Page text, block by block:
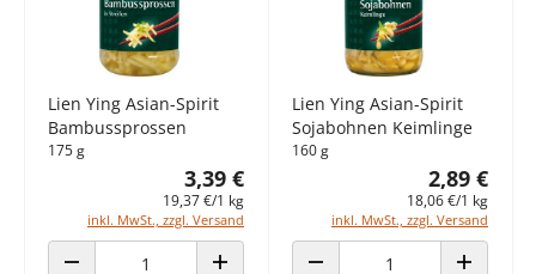
Lien Ying Asian-Spirit
Bambussprossen
175 g
3,39 €
19,37 €/1 kg
inkl. MwSt., zzgl. Versand
Lien Ying Asian-Spirit
Sojabohnen Keimlinge
160 g
2,89 €
18,06 €/1 kg
inkl. MwSt., zzgl. Versand